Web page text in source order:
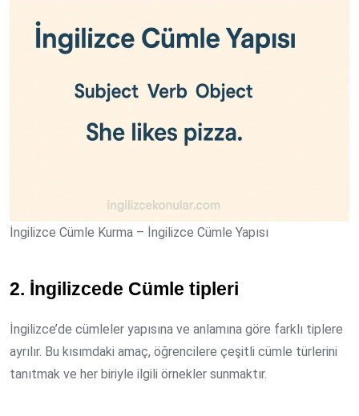
İngilizce Cümle Kurma – İngilizce Cümle Yapısı
2. İngilizcede Cümle tipleri
İngilizce’de cümleler yapısına ve anlamına göre farklı tiplere
ayrılır. Bu kısımdaki amaç, öğrencilere çeşitli cümle türlerini
tanıtmak ve her biriyle ilgili örnekler sunmaktır.